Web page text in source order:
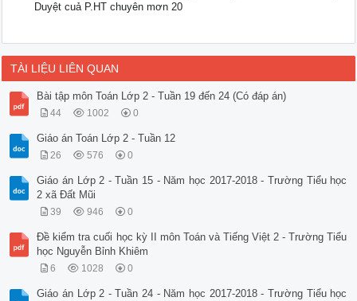
Duyệt cuả P.HT chuyên mơn 20
TÀI LIỆU LIÊN QUAN
Bài tập môn Toán Lớp 2 - Tuần 19 đến 24 (Có đáp án)
44 1002 0
Giáo án Toán Lớp 2 - Tuần 12
26 576 0
Giáo án Lớp 2 - Tuần 15 - Năm học 2017-2018 - Trường Tiểu học
2 xã Đất Mũi
39 946 0
Đề kiểm tra cuối học kỳ II môn Toán và Tiếng Việt 2 - Trường Tiểu
học Nguyễn Bỉnh Khiêm
6 1028 0
Giáo án Lớp 2 - Tuần 24 - Năm học 2017-2018 - Trường Tiểu học